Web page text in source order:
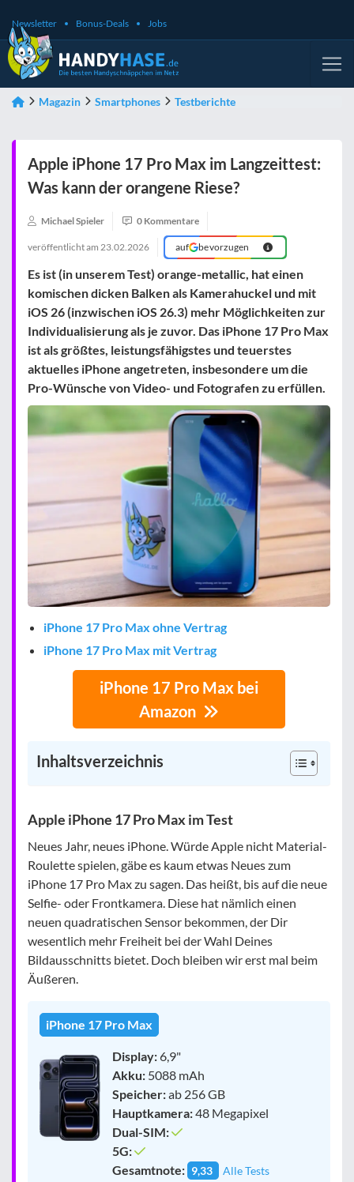
Newsletter Bonus-Deals Jobs
Magazin Smartphones Testberichte
Apple iPhone 17 Pro Max im Langzeittest:
Was kann der orangene Riese?
Michael Spieler 0 Kommentare
veröffentlicht am 23.02.2026 auf bevorzugen
Es ist (in unserem Test) orange-metallic, hat einen
komischen dicken Balken als Kamerahuckel und mit
iOS 26 (inzwischen iOS 26.3) mehr Möglichkeiten zur
Individualisierung als je zuvor. Das iPhone 17 Pro Max
ist als größtes, leistungsfähigstes und teuerstes
aktuelles iPhone angetreten, insbesondere um die
Pro-Wünsche von Video- und Fotografen zu erfüllen.
iPhone 17 Pro Max ohne Vertrag
iPhone 17 Pro Max mit Vertrag
iPhone 17 Pro Max bei
Amazon
Inhaltsverzeichnis
Apple iPhone 17 Pro Max im Test
Neues Jahr, neues iPhone. Würde Apple nicht Material-
Roulette spielen, gäbe es kaum etwas Neues zum
iPhone 17 Pro Max zu sagen. Das heißt, bis auf die neue
Selfie- oder Frontkamera. Diese hat nämlich einen
neuen quadratischen Sensor bekommen, der Dir
wesentlich mehr Freiheit bei der Wahl Deines
Bildausschnitts bietet. Doch bleiben wir erst mal beim
Äußeren.
iPhone 17 Pro Max
Display:6,9"
Akku: 5088 mAh
Speicher:ab 256 GB
Hauptkamera:48 Megapixel
Dual-SIM:
5G:
Gesamtnote: 9,33
Alle Tests